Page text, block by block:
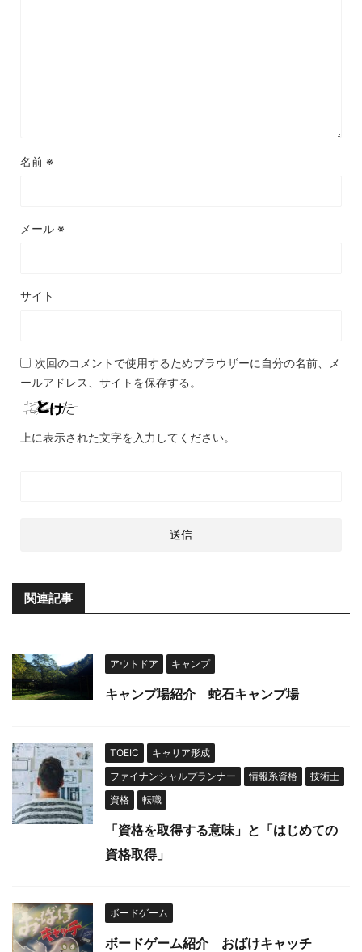
名前 ※
メール ※
サイト
次回のコメントで使用するためブラウザーに自分の名前、メ
ールアドレス、サイトを保存する。
上に表示された文字を入力してください。
関連記事
アウトドア キャンプ
キャンプ場紹介 蛇石キャンプ場
TOEIC
キャリア形成
ファイナンシャルプランナー
情報系資格
技術士
資格
転職
「資格を取得する意味」と「はじめての
資格取得」
ボードゲーム
ボードゲーム紹介 おばけキャッチ